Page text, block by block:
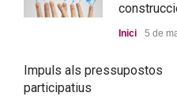
Inici 5 de
Impuls als pressupostos
participatius